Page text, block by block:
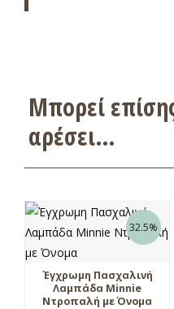
Μπορεί
αρέσει…
32.5%
Έγχρωμη Πασχαλινή
Λαμπάδα Minnie
Ντροπαλή με Όνομα